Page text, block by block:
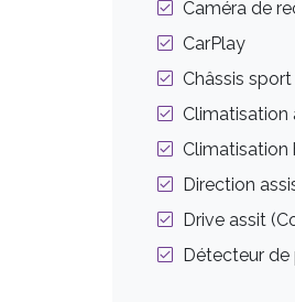
Caméra de
CarPlay
Châssis sport
Climatisation
Direction
Drive assit
Détecteur de